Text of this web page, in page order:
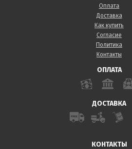
Оплата
Доставка
Как купить
Согласие
Политика
Контакты
ОПЛАТА
ДОСТАВКА
КОНТАКТЫ